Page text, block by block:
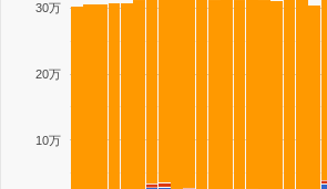
10万
20万
30万